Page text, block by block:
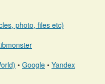
photo, files etc)
• Google • Yandex